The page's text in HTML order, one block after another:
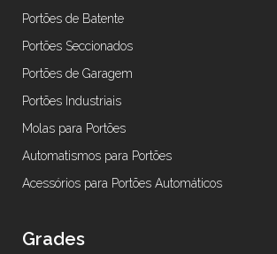
Portões de Batente
Portões Seccionados
Portões de Garagem
Portões Industriais
Molas para Portões
Automatismos para Portões
Acessórios para Portões Automáticos
Grades